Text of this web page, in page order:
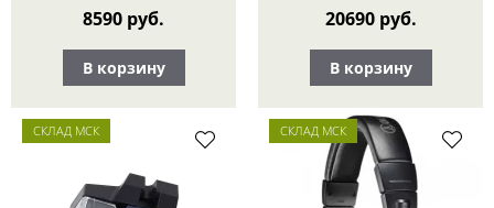
8590 руб.
В корзину
20690 руб.
В корзину
СКЛАД МСК СКЛАД МСК